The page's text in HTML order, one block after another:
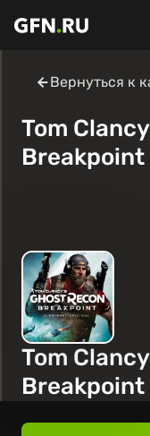
Вернуться к
Tom
Breakpoint
Tom
Breakpoint